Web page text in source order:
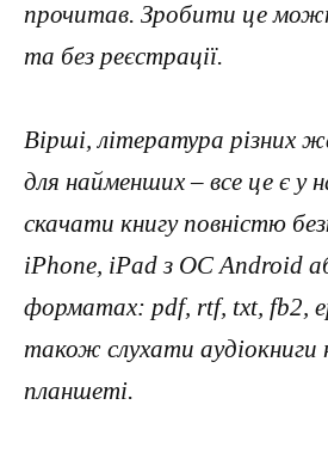
прочитав. Зробити це
та без реєстрації.
Вірші, література різних
для найменших – все це є у
скачати книгу повністю
iPhone, iPad з ОС Android
форматах: pdf, rtf, txt, fb2,
також слухати аудіокниги
планшеті.